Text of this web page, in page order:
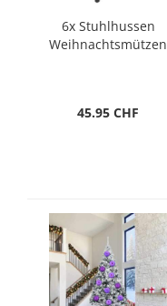
6x Stuhlhussen
Weihnachtsmützen
45.95 CHF